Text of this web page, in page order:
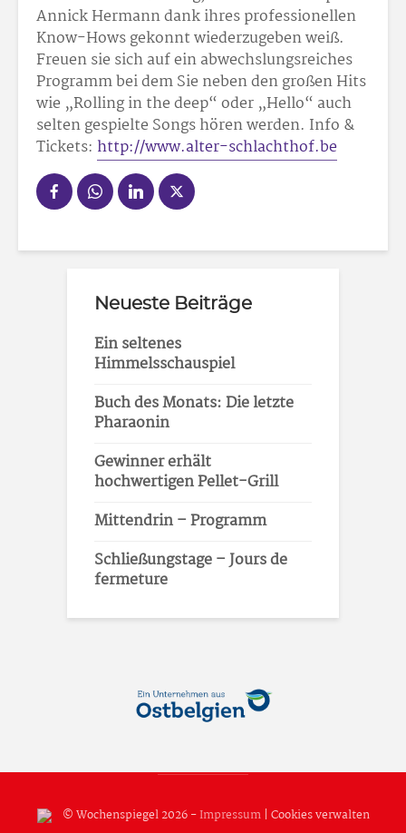
Annick Hermann dank ihres professionellen
Know-Hows gekonnt wiederzugeben weiß.
Freuen sie sich auf ein abwechslungsreiches
Programm bei dem Sie neben den großen Hits
wie „Rolling in the deep“ oder „Hello“ auch
selten gespielte Songs hören werden. Info &
Tickets: http://www.alter-schlachthof.be
Neueste Beiträge
Ein seltenes
Himmelsschauspiel
Buch des Monats: Die letzte
Pharaonin
Gewinner erhält
hochwertigen Pellet-Grill
Mittendrin – Programm
Schließungstage – Jours de
fermeture
© Wochenspiegel 2026 -Impressum| Cookies verwalten